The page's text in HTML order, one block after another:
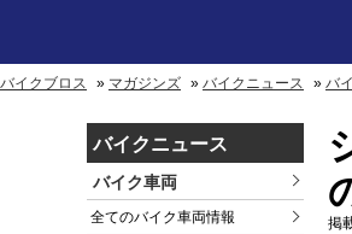
バイクブロス マガジンズ バイクニュース バ
バイクニュース
バイク車両
全てのバイク車両情報
掲